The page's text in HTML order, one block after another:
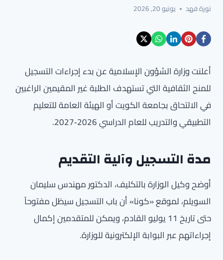
نورة فهد يونيو 20, 2026
أعلنت وزارة الشؤون الإسلامية عن بدء إجراءات التسجيل
للمنح الثقافية التي تستهدف الطلبة غير المقيمين الراغبين
في الالتحاق بجامعة الكويت أو الهيئة العامة للتعليم
التطبيقي والتدريب للعام الدراسي 2026‑2027.
مدة التسجيل وآلية التقديم
أوضح وكيل الوزارة بالتكليف، الدكتور مهندس سليمان
السويلم، لموقع «كونا» أن باب التسجيل سيظل مفتوحاً
حتى تاريخ 11 يوليو القادم، ويمكن للمتقدمين إكمال
إجراءاتهم عبر البوابة الإلكترونية للوزارة.